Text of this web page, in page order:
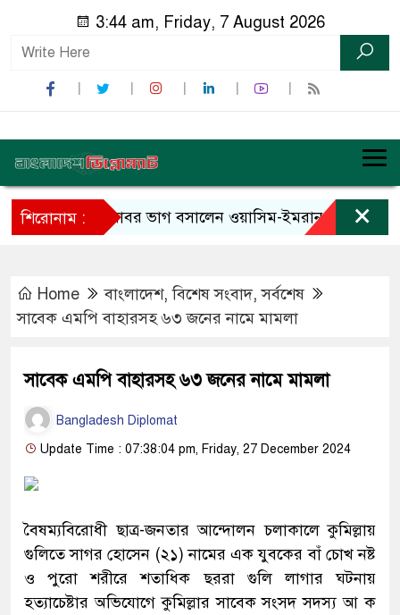
3:44 am, Friday, 7 August 2026
শিরোনাম :বাবর ভাগ বসালেন ওয়াসিম-ইমরান খানের রেকর্ডে
×
Home বাংলাদেশ,বিশেষ সংবাদ,সর্বশেষ
সাবেক এমপি বাহারসহ ৬৩ জনের নামে মামলা
সাবেক এমপি বাহারসহ ৬৩ জনের নামে মামলা
Bangladesh Diplomat
Update Time : 07:38:04 pm, Friday, 27 December 2024
বৈষম্যবিরোধী ছাত্র-জনতার আন্দোলন চলাকালে কুমিল্লায়
গুলিতে সাগর হোসেন (২১) নামের এক যুবকের বাঁ চোখ নষ্ট
ও পুরো শরীরে শতাধিক ছররা গুলি লাগার ঘটনায়
হত্যাচেষ্টার অভিযোগে কুমিল্লার সাবেক সংসদ সদস্য আ ক